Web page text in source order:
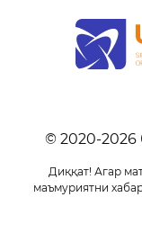
© 2020-2026
Диққат! Агар
маъмуриятни